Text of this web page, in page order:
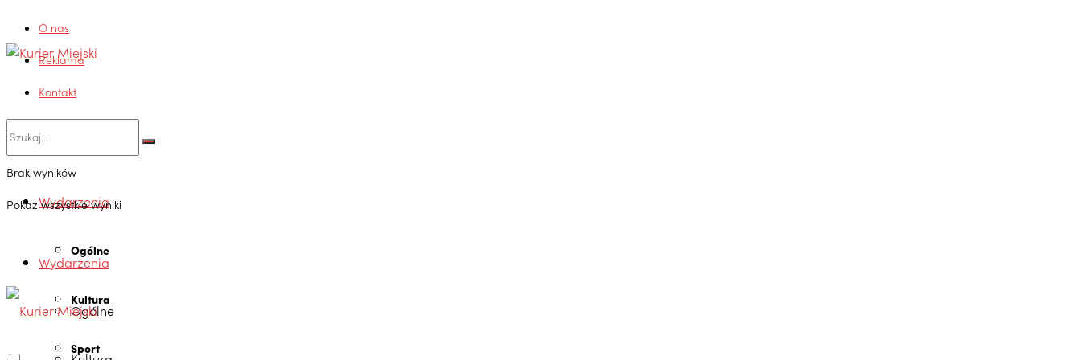
O nas
Reklama
Kontakt
Brak wyników
Pokaż wszystkie wyniki
Wydarzenia
Ogólne
Kultura
Sport
Wydarzenia
Ogólne